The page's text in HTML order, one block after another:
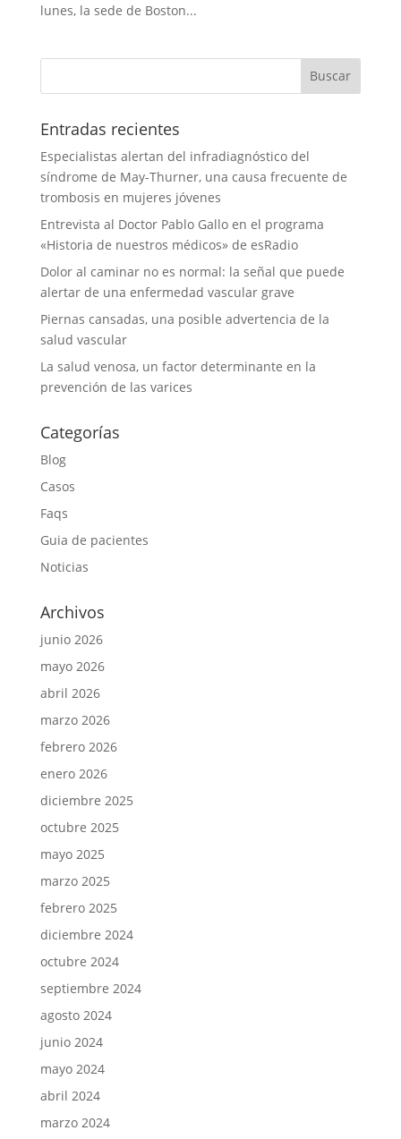
lunes, la sede de Boston...
Entradas recientes
Especialistas alertan del infradiagnóstico del
síndrome de May-Thurner, una causa frecuente de
trombosis en mujeres jóvenes
Entrevista al Doctor Pablo Gallo en el programa
«Historia de nuestros médicos» de esRadio
Dolor al caminar no es normal: la señal que puede
alertar de una enfermedad vascular grave
Piernas cansadas, una posible advertencia de la
salud vascular
La salud venosa, un factor determinante en la
prevención de las varices
Categorías
Blog
Casos
Faqs
Guia de pacientes
Noticias
Archivos
junio 2026
mayo 2026
abril 2026
marzo 2026
febrero 2026
enero 2026
diciembre 2025
octubre 2025
mayo 2025
marzo 2025
febrero 2025
diciembre 2024
octubre 2024
septiembre 2024
agosto 2024
junio 2024
mayo 2024
abril 2024
marzo 2024